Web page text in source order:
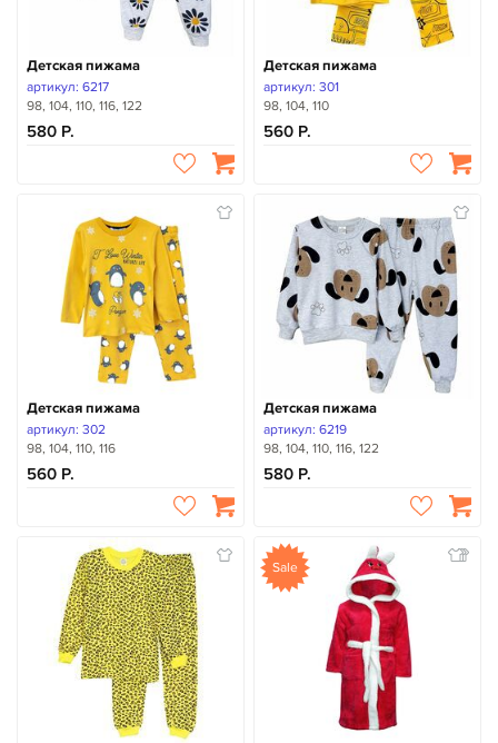
Детская пижама
артикул: 6217
98, 104, 110, 116, 122
580
Детская пижама
артикул: 301
98, 104, 110
560
Детская пижама
артикул: 302
98, 104, 110, 116
560
Детская пижама
артикул: 6219
98, 104, 110, 116, 122
580
Sale